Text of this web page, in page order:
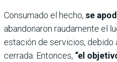
Consumado el hecho, se
abandonaron raudamente el
estación de servicios, debido
cerrada. Entonces, “el